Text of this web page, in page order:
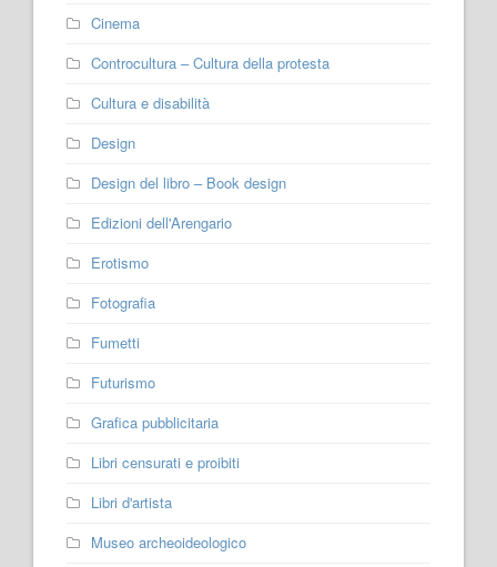
Cinema
Controcultura – Cultura della protesta
Cultura e disabilità
Design
Design del libro – Book design
Edizioni dell'Arengario
Erotismo
Fotografia
Fumetti
Futurismo
Grafica pubblicitaria
Libri censurati e proibiti
Libri d'artista
Museo archeoideologico